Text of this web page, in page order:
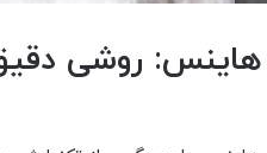
هاینس: روشی